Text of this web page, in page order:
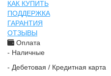
КАК КУПИТЬ
ПОДДЕРЖКА
ГАРАНТИЯ
ОТЗЫВЫ
Оплата
- Наличные
- Дебетовая / Кредитная карта